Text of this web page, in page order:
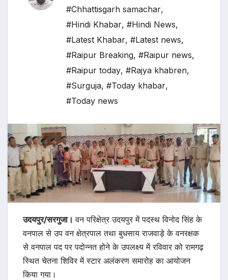
#Chhattisgarh samachar,
#Hindi Khabar, #Hindi News,
#Latest Khabar, #Latest news,
#Raipur Breaking, #Raipur news,
#Raipur today, #Rajya khabren,
#Surguja, #Today khabar,
#Today news
उदयपुर/सरगुजा।वन परिक्षेत्र उदयपुर में पदस्थ विनोद सिंह के
वनपाल से उप वन क्षेत्रपाल तथा बुधसाय राजवाड़े के वनरक्षक
से वनपाल पद पर पदोन्नत होने के उपलक्ष्य में रविवार को रामगढ़
स्थित चेतना शिविर में स्टार अलंकरण समारोह का आयोजन
किया गया।